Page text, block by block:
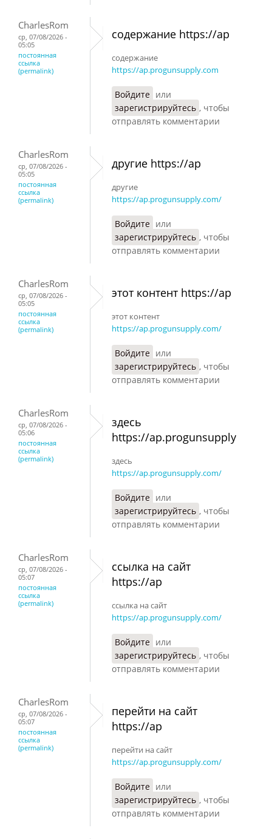
CharlesRom
ср, 07/08/2026 -
05:05
постоянная
ссылка
(permalink)
содержание https://ap
содержание
https://ap.progunsupply.com
Войдите или
зарегистрируйтесь , чтобы
отправлять комментарии
CharlesRom
ср, 07/08/2026 -
05:05
постоянная
ссылка
(permalink)
другие https://ap
другие
https://ap.progunsupply.com/
Войдите или
зарегистрируйтесь , чтобы
отправлять комментарии
CharlesRom
ср, 07/08/2026 -
05:05
постоянная
ссылка
(permalink)
этот контент https://ap
этот контент
https://ap.progunsupply.com/
Войдите или
зарегистрируйтесь , чтобы
отправлять комментарии
CharlesRom
ср, 07/08/2026 -
05:06
постоянная
ссылка
(permalink)
здесь
https://ap.progunsupply
здесь
https://ap.progunsupply.com/
Войдите или
зарегистрируйтесь , чтобы
отправлять комментарии
CharlesRom
ср, 07/08/2026 -
05:07
постоянная
ссылка
(permalink)
ссылка на сайт
https://ap
ссылка на сайт
https://ap.progunsupply.com/
Войдите или
зарегистрируйтесь , чтобы
отправлять комментарии
CharlesRom
ср, 07/08/2026 -
05:07
постоянная
ссылка
(permalink)
перейти на сайт
https://ap
перейти на сайт
https://ap.progunsupply.com/
Войдите или
зарегистрируйтесь , чтобы
отправлять комментарии